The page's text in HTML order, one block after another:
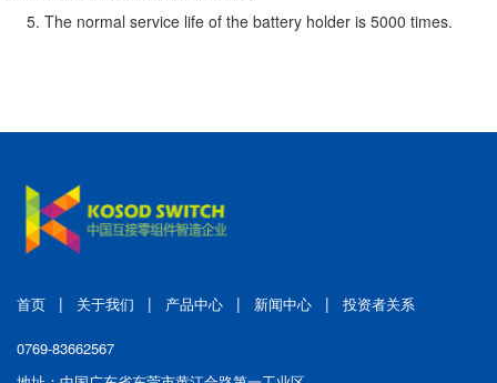
5. The normal service life of the battery holder is 5000 times.
首页 | 关于我们 | 产品中心 | 新闻中心 | 投资者关系
0769-83662567